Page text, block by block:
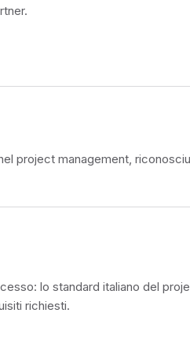
project management,
lo standard italiano del
richiesti.